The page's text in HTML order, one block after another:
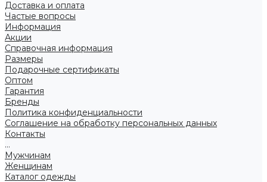
Доставка и оплата
Частые вопросы
Информация
Акции
Справочная информация
Размеры
Подарочные сертификаты
Оптом
Гарантия
Бренды
Политика конфиденциальности
Соглашение на обработку персональных данных
Контакты
...
Мужчинам
Женщинам
Каталог одежды